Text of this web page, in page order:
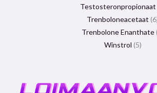
Testosteronpropionaat
Trenboloneacetaat 6
Trenbolone Enanthate
Winstrol 5